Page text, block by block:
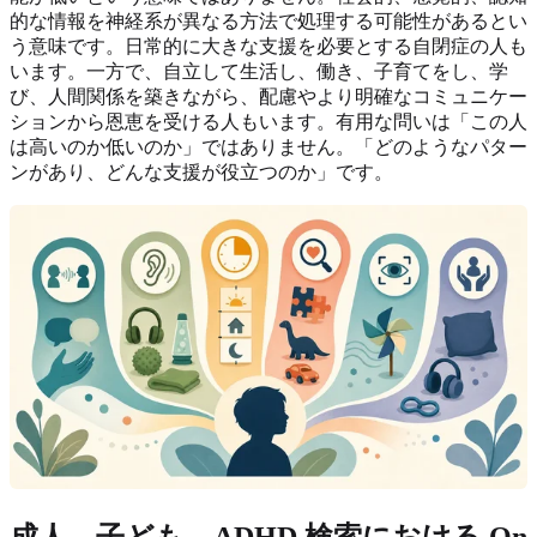
的な情報を神経系が異なる方法で処理する可能性があるとい
う意味です。日常的に大きな支援を必要とする自閉症の人も
います。一方で、自立して生活し、働き、子育てをし、学
び、人間関係を築きながら、配慮やより明確なコミュニケー
ションから恩恵を受ける人もいます。有用な問いは「この人
は高いのか低いのか」ではありません。「どのようなパター
ンがあり、どんな支援が役立つのか」です。